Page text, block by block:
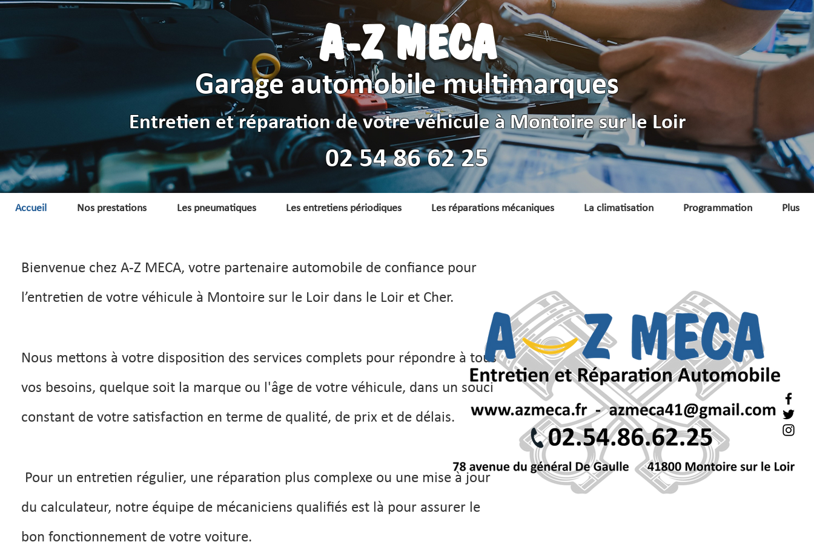
A-Z MECA
Garage automobile multimarques
Entretien et réparation de votre véhicule à Montoire sur le Loir
02 54 86 62 25
Accueil Nos prestations Les pneumatiques Les entretiens périodiques Les réparations mécaniques La climatisation Programmation Plus
Bienvenue chez A-Z MECA, votre partenaire automobile de confiance pour
l’entretien de votre véhicule à Montoire sur le Loir dans le Loir et Cher.
Nous mettons à votre disposition des services complets pour répondre à tous
vos besoins, quelque soit la marque ou l'âge de votre véhicule, dans un souci
constant de votre satisfaction en terme de qualité, de prix et de délais.
Pour un entretien régulier, une réparation plus complexe ou une mise à jour
du calculateur, notre équipe de mécaniciens qualifiés est là pour assurer le
bon fonctionnement de votre voiture.